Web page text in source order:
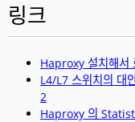
링크
Haproxy 설치해서
L4/L7 스위치의 대
2
Haproxy 의